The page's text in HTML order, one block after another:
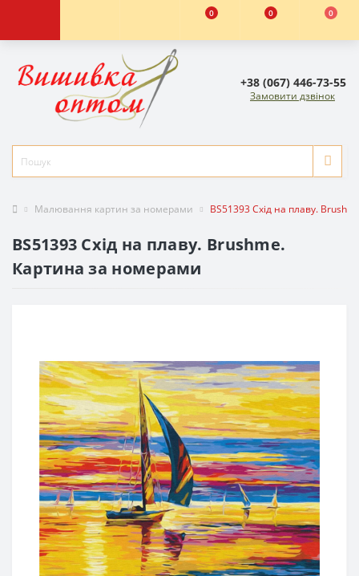
0 0 0
+38 (067) 446-73-55
Замовити дзвінок
Малювання картин за номерами BS51393 Схід на плаву.
BS51393 Схід на плаву. Brushme.
Картина за номерами